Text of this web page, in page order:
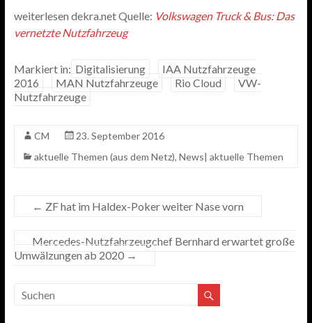
weiterlesen dekra.net Quelle: Volkswagen Truck & Bus: Das
vernetzte Nutzfahrzeug
Markiert in: Digitalisierung
IAA Nutzfahrzeuge
2016
MAN Nutzfahrzeuge Rio Cloud
VW-
Nutzfahrzeuge
CM
23. September 2016
aktuelle Themen (aus dem Netz), News| aktuelle Themen
← ZF hat im Haldex-Poker weiter Nase vorn
Mercedes-Nutzfahrzeugchef Bernhard erwartet große
Umwälzungen ab 2020 →